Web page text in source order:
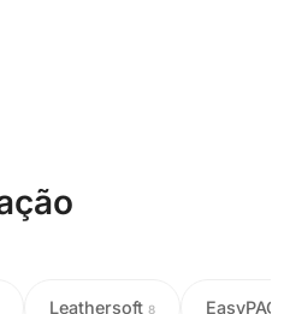
Leathersoft 8 EasyPAC